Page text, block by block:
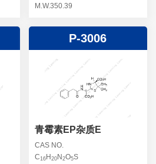
M.W.350.39
P-3006
青霉素EP杂质E
CAS NO.
C16H 20N 2O5S